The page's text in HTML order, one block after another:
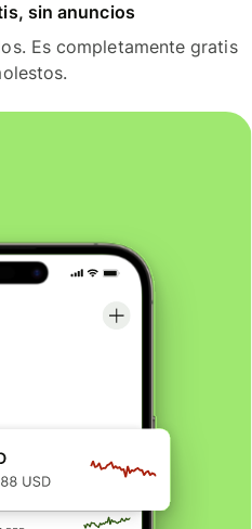
sin anuncios
Es completamente gratis